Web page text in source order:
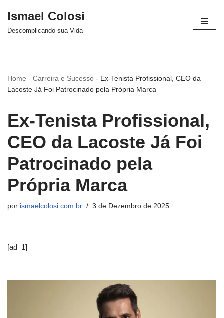
Avançar
Ismael Colosi
Descomplicando sua Vida
Home - Carreira e Sucesso - Ex-Tenista Profissional, CEO da
Lacoste Já Foi Patrocinado pela Própria Marca
Ex-Tenista Profissional,
CEO da Lacoste Já Foi
Patrocinado pela
Própria Marca
por ismaelcolosi.com.br 3 de Dezembro de 2025
[ad_1]